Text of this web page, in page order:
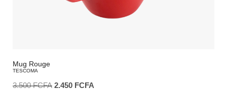
Mug Rouge
TESCOMA
3.500FCFA 2.450 FCFA